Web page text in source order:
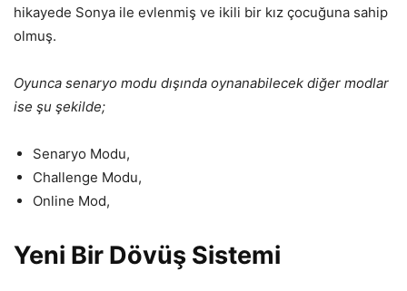
hikayede Sonya ile evlenmiş ve ikili bir kız çocuğuna sahip
olmuş.
Oyunca senaryo modu dışında oynanabilecek diğer modlar
ise şu şekilde;
Senaryo Modu,
Challenge Modu,
Online Mod,
Yeni Bir Dövüş Sistemi